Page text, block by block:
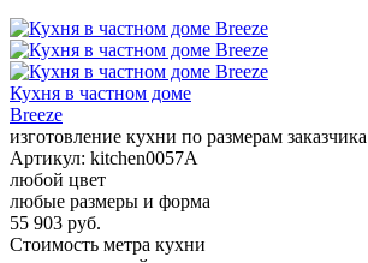
Кухня в частном доме
Breeze
изготовление кухни по размерам заказчика
Артикул: kitchen0057A
любой цвет
любые размеры и форма
55 903 руб.
Стоимость метра кухни